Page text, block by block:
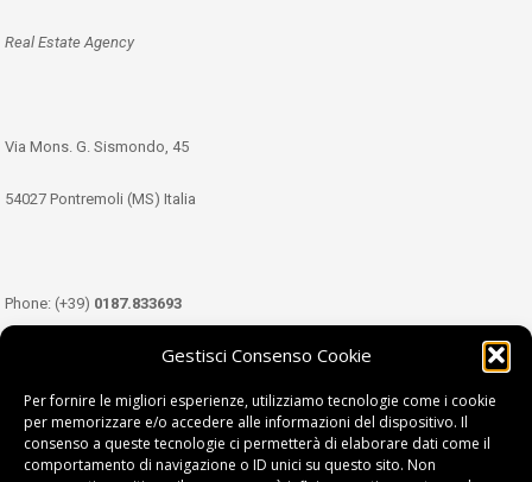
Gestisci Consenso Cookie
Per fornire le migliori esperienze, utilizziamo tecnologie come i cookie
per memorizzare e/o accedere alle informazioni del dispositivo. Il
consenso a queste tecnologie ci permetterà di elaborare dati come il
comportamento di navigazione o ID unici su questo sito. Non
Real Estate Agency
Via Mons. G. Sismondo, 45
54027 Pontremoli (MS) Italia
Phone: (+39) 0187.833693
349.3489333
Email:info@tdl.it